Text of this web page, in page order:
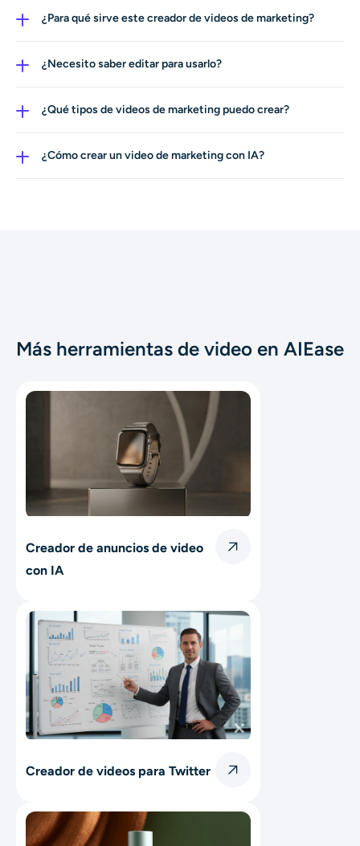
¿Para qué sirve este creador de videos de marketing?
videos para promoción de productos, marketing de
¿Necesito saber editar para usarlo?
video marketing, esta herramienta genera videos
¿Qué tipos de videos de marketing puedo crear?
digital, promos de marca y videos para marketing de
¿Cómo crear un video de marketing con IA?
Más herramientas de video en AIEase
Creador de anuncios de video
con IA
Creador de videos para Twitter